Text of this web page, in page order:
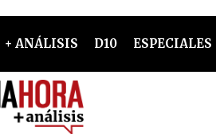
+ ANÁLISIS D10 ESPECIALES